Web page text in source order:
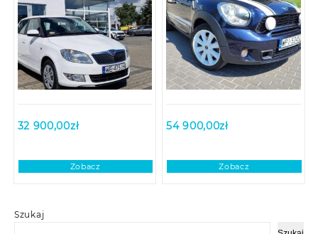
Szukaj
32 900,00zł
Zobacz
54 900,00zł
Zobacz